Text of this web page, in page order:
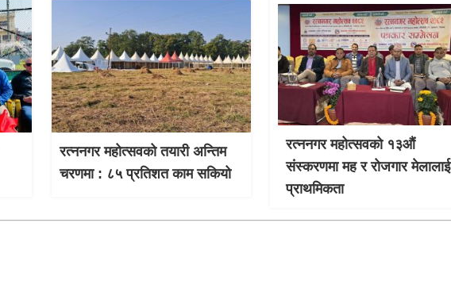
रत्ननगर महोत्सवको तयारी अन्तिम
चरणमा : ८५ प्रतिशत काम सकियो
रत्ननगर महोत्सवको १३औं
संस्करणमा मह र रोजगार मेलालाई
प्राथमिकता